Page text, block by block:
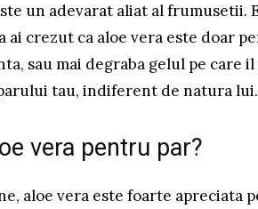
un adevarat aliat al frumusetii.
ai crezut ca aloe vera este doar
sau mai degraba gelul pe care
tau, indiferent de natura lui.
vera pentru par?
aloe vera este foarte apreciata